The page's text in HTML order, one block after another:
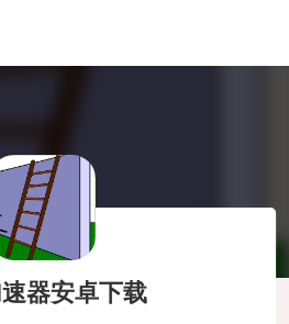
器安卓下载